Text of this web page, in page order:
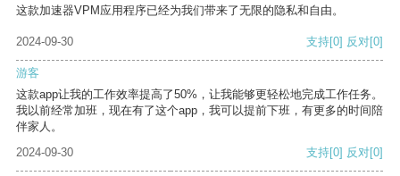
这款加速器VPM应用程序已经为我们带来了无限的隐私和自由。
2024-09-30 支持[0] 反对[0]
游客
这款app让我的工作效率提高了50%，让我能够更轻松地完成工作任务。
我以前经常加班，现在有了这个app，我可以提前下班，有更多的时间陪
伴家人。
2024-09-30
支持[0] 反对[0]